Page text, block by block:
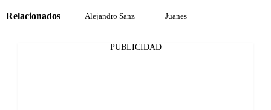
Relacionados Alejandro Sanz Juanes
PUBLICIDAD